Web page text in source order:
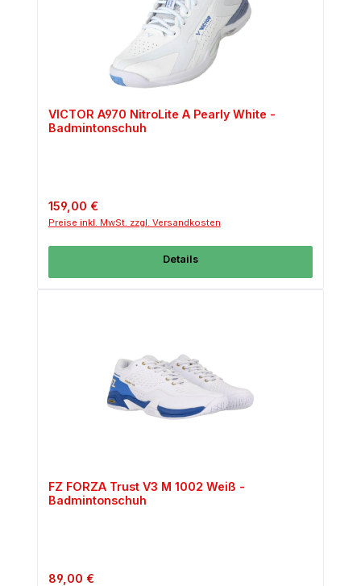
VICTOR A970 NitroLite A Pearly White -
Badmintonschuh
Regulärer Preis:
159,00 €
Preise inkl. MwSt. zzgl. Versandkosten
Details
FZ FORZA Trust V3 M 1002 Weiß -
Badmintonschuh
Regulärer Preis:
89,00 €